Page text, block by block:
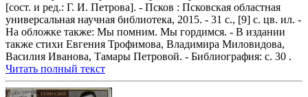
[сост. и ред.: Г. И. Петрова]. - Псков : Псковская областная
универсальная научная библиотека, 2015. - 31 с., [9] с. цв. ил. -
На обложке также: Мы помним. Мы гордимся. - В издании
также стихи Евгения Трофимова, Владимира Миловидова,
Василия Иванова, Тамары Петровой. - Библиография: с. 30 .
Читать полный текст